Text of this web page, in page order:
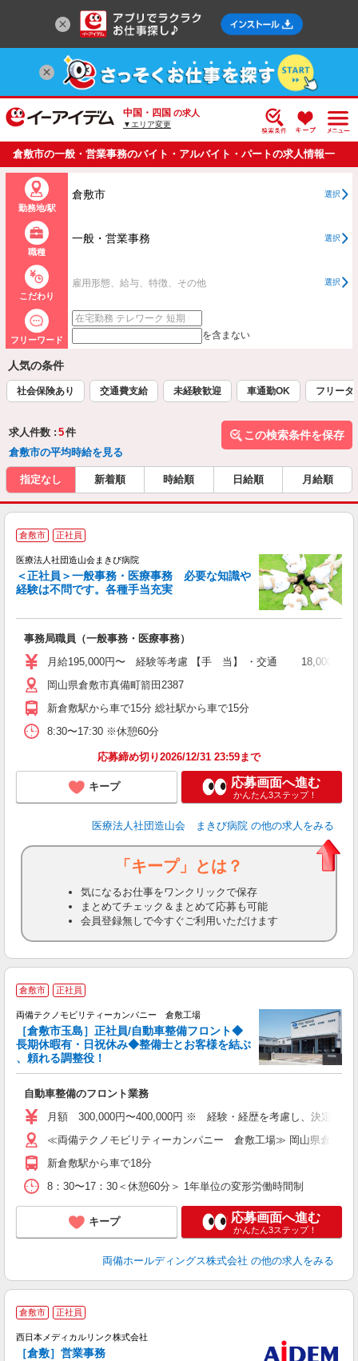
中国・四国 の求人
▼エリア変更
倉敷市の一般・営業事務のバイト・アルバイト・パートの求人情報一
覧
勤務地/駅
倉敷市 選択
職種
一般・営業事務 選択
こだわり
雇用形態、給与、特徴、その他 選択
フリーワード を含まない
人気の条件
社会保険あり 交通費支給 未経験歓迎 車通勤OK フリータ
求人件数 : 5件
倉敷市の平均時給を見る
この検索条件を保存
指定なし 新着順 時給順 日給順 月給順
倉敷市 正社員
医療法人社団造山会まきび病院
＜正社員＞一般事務・医療事務 必要な知識や
経験は不問です。各種手当充実
事務局職員（一般事務・医療事務）
月給195,000円〜 経験等考慮 【手 当】 ・交通
岡山県倉敷市真備町箭田2387
新倉敷駅から車で15分 総社駅から車で15分
8:30〜17:30 ※休憩60分
応募締め切り2026/12/31 23:59まで
キープ 応募画面へ進む
かんたん3ステップ！
医療法人社団造山会 まきび病院 の他の求人をみる
「キープ」とは？
気になるお仕事をワンクリックで保存
まとめてチェック＆まとめて応募も可能
会員登録無しで今すぐご利用いただけます
倉敷市 正社員
両備テクノモビリティーカンパニー 倉敷工場
［倉敷市玉島］正社員/自動車整備フロント◆
長期休暇有・日祝休み◆整備士とお客様を結ぶ
、頼れる調整役！
自動車整備のフロント業務
月額 300,000円〜400,000円 ※ 経験・経歴を考慮し、決定いた
≪両備テクノモビリティーカンパニー 倉敷工場≫ 岡山県倉敷市
新倉敷駅から車で18分
8：30〜17：30＜休憩60分＞ 1年単位の変形労働時間制
キープ 応募画面へ進む
かんたん3ステップ！
両備ホールディングス株式会社 の他の求人をみる
倉敷市 正社員
西日本メディカルリンク株式会社
［倉敷］営業事務